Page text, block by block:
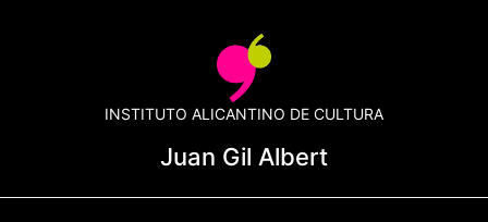
INSTITUTO ALICANTINO DE CULTURA
Juan Gil Albert